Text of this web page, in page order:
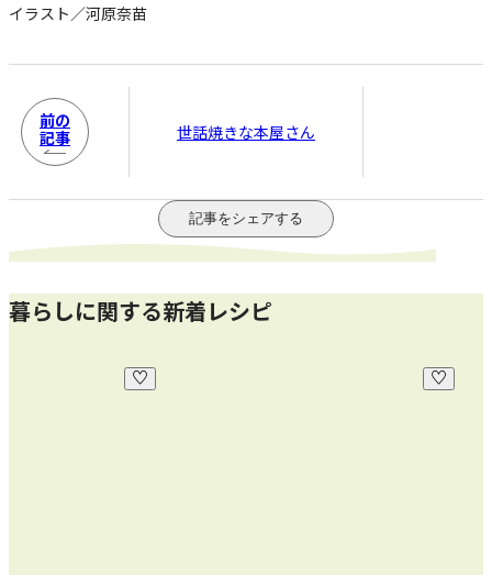
イラスト／河原奈苗
前の
記事
世話焼きな本屋さん
記事をシェアする
暮らしに関する新着レシピ